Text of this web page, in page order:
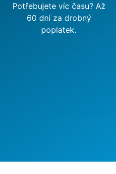
Potřebujete víc času? Až
60 dní za drobný
poplatek.